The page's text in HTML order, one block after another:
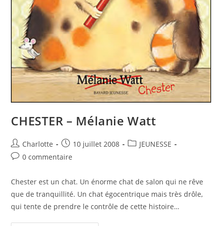
CHESTER – Mélanie Watt
Charlotte 10 juillet 2008
JEUNESSE
0 commentaire
Chester est un chat. Un énorme chat de salon qui ne rêve
que de tranquillité. Un chat égocentrique mais très drôle,
qui tente de prendre le contrôle de cette histoire…